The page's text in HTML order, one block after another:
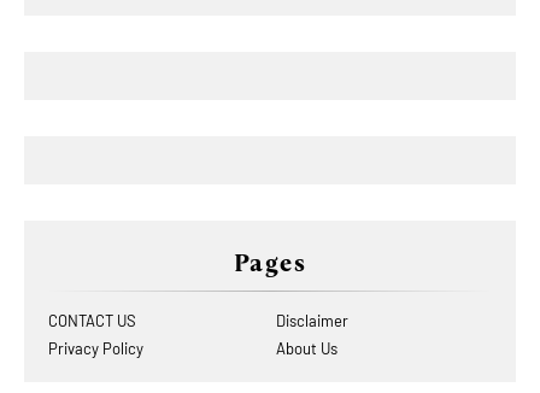
Pages
CONTACT US
Disclaimer
Privacy Policy
About Us